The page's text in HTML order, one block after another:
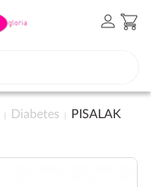
person shopping_cart
Diabetes
PISALAK